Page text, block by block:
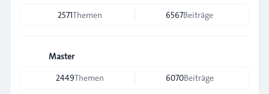
2571Themen 6567Beiträge
Master
2449Themen 6070Beiträge